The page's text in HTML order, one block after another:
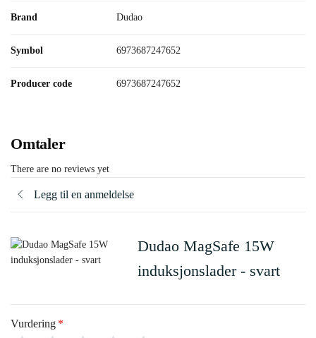
Brand Dudao
Symbol 6973687247652
Producer code 6973687247652
Omtaler
There are no reviews yet
Legg til en anmeldelse
Dudao MagSafe 15W
induksjonslader - svart
Vurdering *